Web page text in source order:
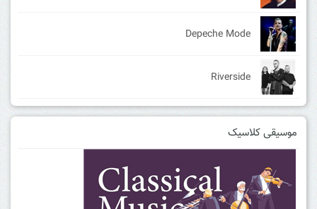
Depeche Mode
Riverside
موسیقی کلاسیک